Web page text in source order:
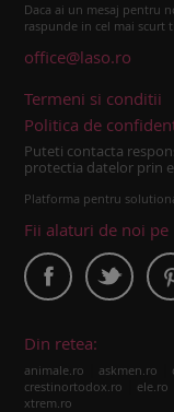
Daca ai un mesaj pentru
raspunde in cel mai scurt
office@laso.ro
Termeni si conditii
Politica de
Puteti contacta
protectia datelor prin
Platforma pentru
Fii alaturi de noi pe
Din retea:
animale.ro askmen.ro
crestinortodox.ro ele.ro
xtrem.ro